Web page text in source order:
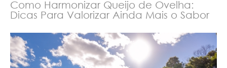
Como Harmonizar Queijo de Ovelha:
Dicas Para Valorizar Ainda Mais o Sabor